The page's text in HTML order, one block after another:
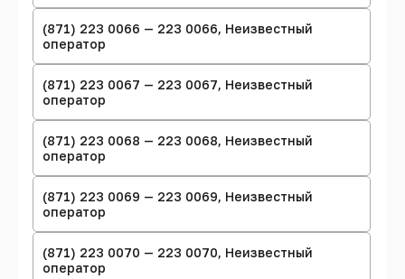
(871) 223 0066 — 223 0066, Неизвестный
оператор
(871) 223 0067 — 223 0067, Неизвестный
оператор
(871) 223 0068 — 223 0068, Неизвестный
оператор
(871) 223 0069 — 223 0069, Неизвестный
оператор
(871) 223 0070 — 223 0070, Неизвестный
оператор